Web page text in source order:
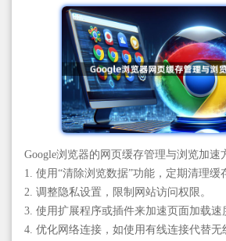
Google浏览器的网页缓存管理与浏览加速
1. 使用“清除浏览数据”功能，定期清理缓
2. 调整隐私设置，限制网站访问权限。
3. 使用扩展程序或插件来加速页面加载速
4. 优化网络连接，如使用有线连接代替无